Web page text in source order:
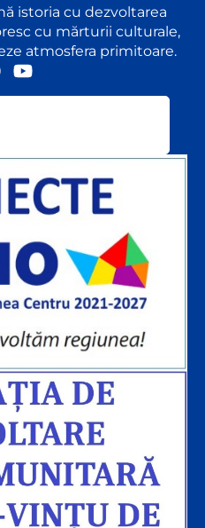
istoria cu dezvoltarea
cu mărturii culturale,
atmosfera primitoare.
Y
o
e